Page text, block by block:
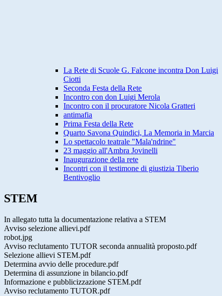
La Rete di Scuole G. Falcone incontra Don Luigi
Ciotti
Seconda Festa della Rete
Incontro con don Luigi Merola
Incontro con il procuratore Nicola Gratteri
antimafia
Prima Festa della Rete
Quarto Savona Quindici, La Memoria in Marcia
Lo spettacolo teatrale "Mala'ndrine"
23 maggio all'Ambra Jovinelli
Inaugurazione della rete
Incontri con il testimone di giustizia Tiberio
Bentivoglio
STEM
In allegato tutta la documentazione relativa a STEM
Avviso selezione allievi.pdf
robot.jpg
Avviso reclutamento TUTOR seconda annualità proposto.pdf
Selezione allievi STEM.pdf
Determina avvio delle procedure.pdf
Determina di assunzione in bilancio.pdf
Informazione e pubblicizzazione STEM.pdf
Avviso reclutamento TUTOR.pdf